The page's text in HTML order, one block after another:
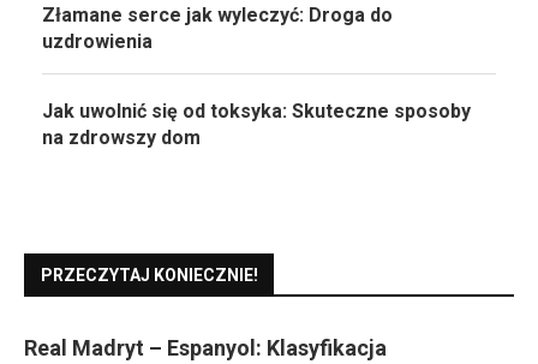
Złamane serce jak wyleczyć: Droga do
uzdrowienia
Jak uwolnić się od toksyka: Skuteczne sposoby
na zdrowszy dom
PRZECZYTAJ KONIECZNIE!
Real Madryt – Espanyol: Klasyfikacja